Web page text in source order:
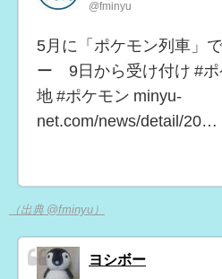
@fminyu
5月に「ポケモン列車」
ー 9日から受け付け #ポ
地 #ポケモン minyu-
net.com/news/detail/20…
（出典 @fminyu）
ヨシボー